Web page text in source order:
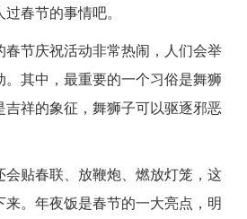
春节的事情吧。
节庆祝活动非常热闹，人们会举
其中，最重要的一个习俗是舞狮
祥的象征，舞狮子可以驱逐邪恶
会贴春联、放鞭炮、燃放灯笼，这
。年夜饭是春节的一大亮点，明